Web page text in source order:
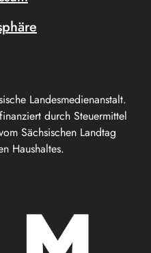
Landesmedienanstalt.
durch Steuermittel
Sächsischen Landtag
Haushaltes.